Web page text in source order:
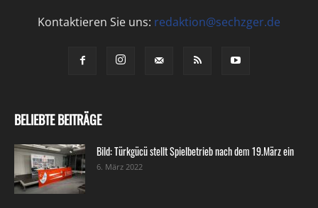
Kontaktieren Sie uns: redaktion@sechzger.de
BELIEBTE BEITRÄGE
Bild: Türkgücü stellt Spielbetrieb nach dem 19.März ein
6. März 2022